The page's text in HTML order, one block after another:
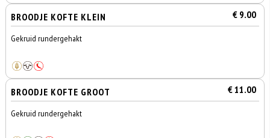
BROODJE KOFTE KLEIN € 9.00
Gekruid rundergehakt
BROODJE KOFTE GROOT € 11.00
Gekruid rundergehakt